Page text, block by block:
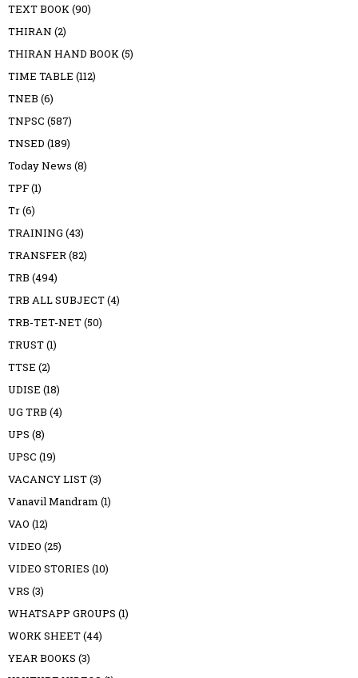
TEXT BOOK(90)
THIRAN (2)
THIRAN HAND BOOK(5)
TIME TABLE (112)
TNEB (6)
TNPSC (587)
TNSED (189)
Today News (8)
TPF(1)
Tr(6)
TRAINING (43)
TRANSFER(82)
TRB (494)
TRB ALL SUBJECT(4)
TRB-TET-NET(50)
TRUST(1)
TTSE (2)
UDISE (18)
UG TRB (4)
UPS (8)
UPSC (19)
VACANCY LIST(3)
Vanavil Mandram (1)
VAO (12)
VIDEO (25)
VIDEO STORIES (10)
VRS (3)
WHATSAPP GROUPS (1)
WORK SHEET(44)
YEAR BOOKS (3)